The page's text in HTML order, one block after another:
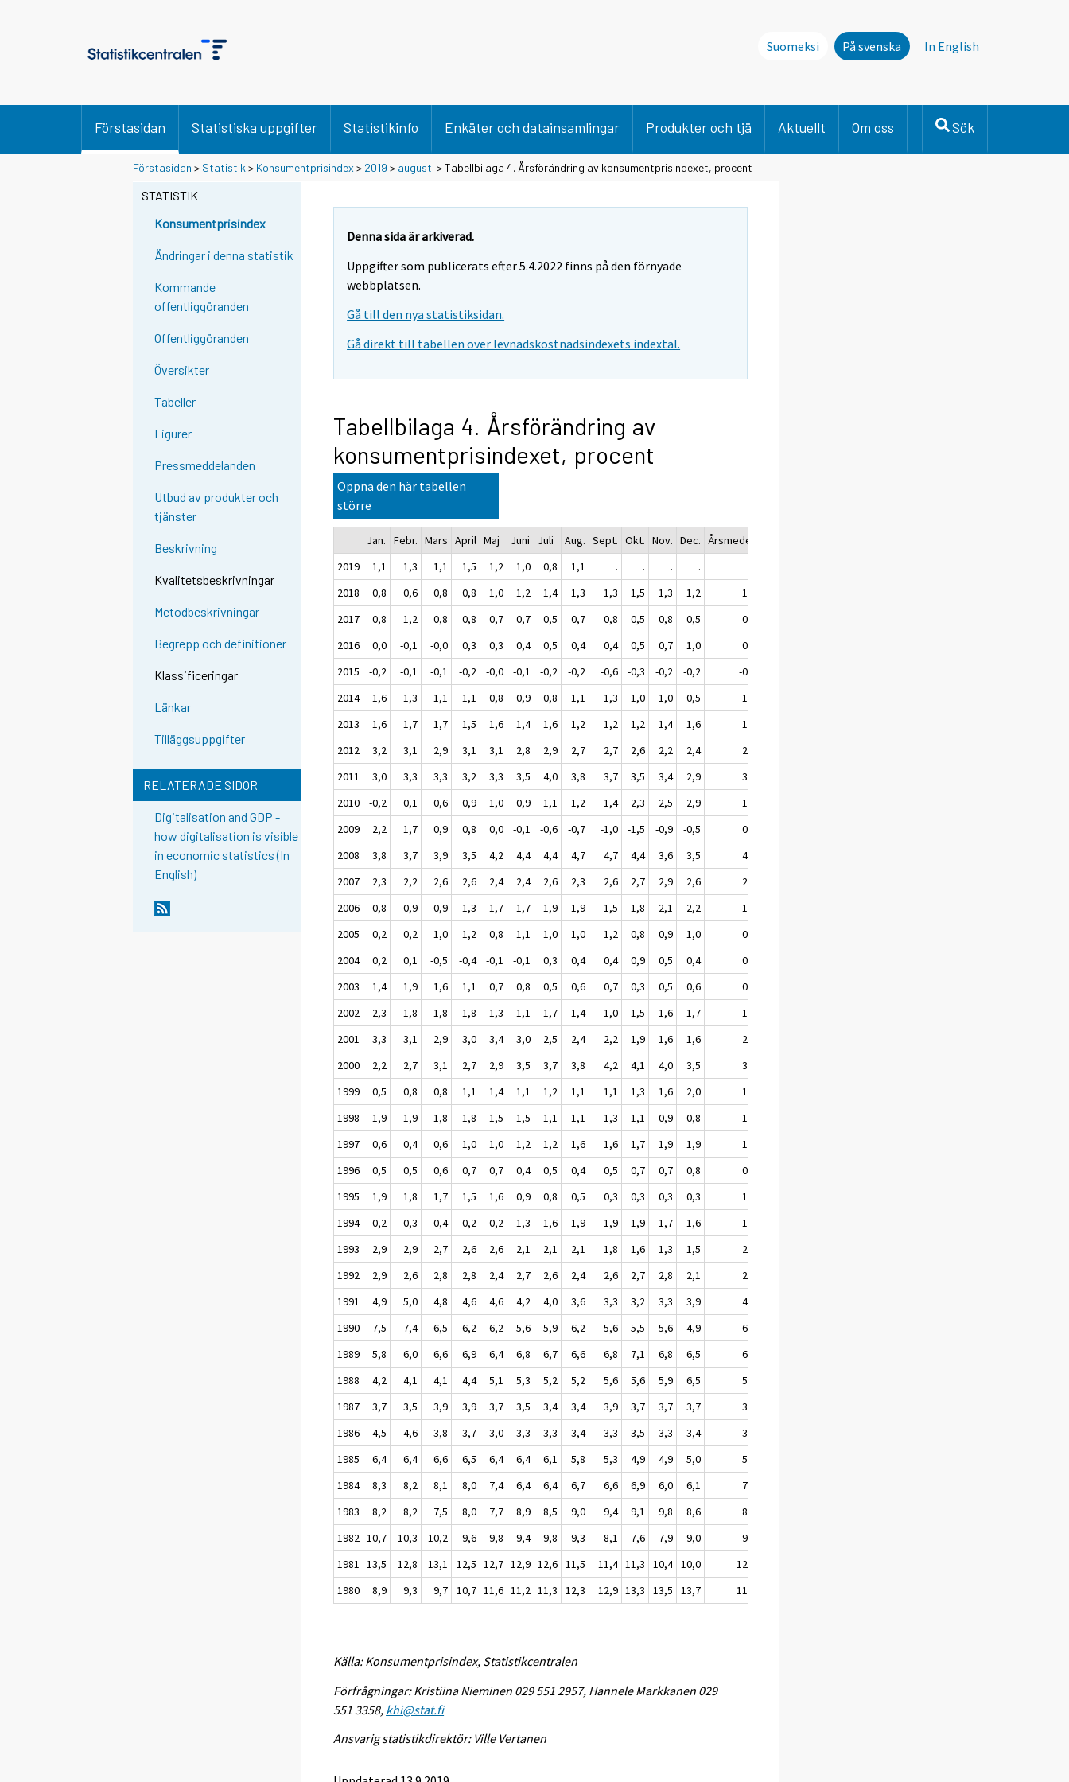
Suomeksi På svenska In English
Förstasidan Statistiska uppgifter Statistikinfo Enkäter och datainsamlingar Produkter och tjä Aktuellt Om oss Sök
Förstasidan > Statistik > Konsumentprisindex > 2019 > augusti > Tabellbilaga 4. Årsförändring av konsumentprisindexet, procent
STATISTIK
Konsumentprisindex
Ändringar i denna statistik
Kommande
offentliggöranden
Offentliggöranden
Översikter
Tabeller
Figurer
Pressmeddelanden
Utbud av produkter och
tjänster
Beskrivning
Kvalitetsbeskrivningar
Metodbeskrivningar
Begrepp och definitioner
Klassificeringar
Länkar
Tilläggsuppgifter
RELATERADE SIDOR
Digitalisation and GDP -
how digitalisation is visible
in economic statistics (In
English)
Denna sida är arkiverad.
Uppgifter som publicerats efter 5.4.2022 finns på den förnyade
webbplatsen.
Gå till den nya statistiksidan.
Gå direkt till tabellen över levnadskostnadsindexets indextal.
Tabellbilaga 4. Årsförändring av
konsumentprisindexet, procent
Öppna den här tabellen
större
Jan. Febr. Mars April Maj Juni Juli Aug. Sept. Okt. Nov. Dec. Årsmedel.
2019
1,1 1,3 1,1 1,5 1,2 1,0 0,8 1,1 . . . .
2018
0,8 0,6 0,8 0,8 1,0 1,2 1,4 1,3 1,3 1,5 1,3 1,2
1,1
2017
0,8 1,2 0,8 0,8 0,7 0,7 0,5 0,7 0,8 0,5 0,8 0,5
0,7
2016
0,0 -0,1 -0,0 0,3 0,3 0,4 0,5 0,4 0,4 0,5 0,7 1,0
0,4
2015
-0,2 -0,1 -0,1 -0,2 -0,0 -0,1 -0,2 -0,2 -0,6 -0,3 -0,2 -0,2
-0,2
2014
1,6 1,3 1,1 1,1 0,8 0,9 0,8 1,1 1,3 1,0 1,0 0,5
1,0
2013
1,6 1,7 1,7 1,5 1,6 1,4 1,6 1,2 1,2 1,2 1,4 1,6
1,5
2012
3,2 3,1 2,9 3,1 3,1 2,8 2,9 2,7 2,7 2,6 2,2 2,4
2,8
2011
3,0 3,3 3,3 3,2 3,3 3,5 4,0 3,8 3,7 3,5 3,4 2,9
3,4
2010
-0,2 0,1 0,6 0,9 1,0 0,9 1,1 1,2 1,4 2,3 2,5 2,9
1,2
2009
2,2 1,7 0,9 0,8 0,0 -0,1 -0,6 -0,7 -1,0 -1,5 -0,9 -0,5
0,0
2008
3,8 3,7 3,9 3,5 4,2 4,4 4,4 4,7 4,7 4,4 3,6 3,5
4,1
2007
2,3 2,2 2,6 2,6 2,4 2,4 2,6 2,3 2,6 2,7 2,9 2,6
2,5
2006
0,8 0,9 0,9 1,3 1,7 1,7 1,9 1,9 1,5 1,8 2,1 2,2
1,6
2005
0,2 0,2 1,0 1,2 0,8 1,1 1,0 1,0 1,2 0,8 0,9 1,0
0,9
2004
0,2 0,1 -0,5 -0,4 -0,1 -0,1 0,3 0,4 0,4 0,9 0,5 0,4
0,2
2003
1,4 1,9 1,6 1,1 0,7 0,8 0,5 0,6 0,7 0,3 0,5 0,6
0,9
2002
2,3 1,8 1,8 1,8 1,3 1,1 1,7 1,4 1,0 1,5 1,6 1,7
1,6
2001
3,3 3,1 2,9 3,0 3,4 3,0 2,5 2,4 2,2 1,9 1,6 1,6
2,6
2000
2,2 2,7 3,1 2,7 2,9 3,5 3,7 3,8 4,2 4,1 4,0 3,5
3,4
1999
0,5 0,8 0,8 1,1 1,4 1,1 1,2 1,1 1,1 1,3 1,6 2,0
1,2
1998
1,9 1,9 1,8 1,8 1,5 1,5 1,1 1,1 1,3 1,1 0,9 0,8
1,4
1997
0,6 0,4 0,6 1,0 1,0 1,2 1,2 1,6 1,6 1,7 1,9 1,9
1,2
1996
0,5 0,5 0,6 0,7 0,7 0,4 0,5 0,4 0,5 0,7 0,7 0,8
0,6
1995
1,9 1,8 1,7 1,5 1,6 0,9 0,8 0,5 0,3 0,3 0,3 0,3
1,0
1994
0,2 0,3 0,4 0,2 0,2 1,3 1,6 1,9 1,9 1,9 1,7 1,6
1,1
1993
2,9 2,9 2,7 2,6 2,6 2,1 2,1 2,1 1,8 1,6 1,3 1,5
2,2
1992
2,9 2,6 2,8 2,8 2,4 2,7 2,6 2,4 2,6 2,7 2,8 2,1
2,6
1991
4,9 5,0 4,8 4,6 4,6 4,2 4,0 3,6 3,3 3,2 3,3 3,9
4,1
1990
7,5 7,4 6,5 6,2 6,2 5,6 5,9 6,2 5,6 5,5 5,6 4,9
6,1
1989
5,8 6,0 6,6 6,9 6,4 6,8 6,7 6,6 6,8 7,1 6,8 6,5
6,6
1988
4,2 4,1 4,1 4,4 5,1 5,3 5,2 5,2 5,6 5,6 5,9 6,5
5,1
1987
3,7 3,5 3,9 3,9 3,7 3,5 3,4 3,4 3,9 3,7 3,7 3,7
3,7
1986
4,5 4,6 3,8 3,7 3,0 3,3 3,3 3,4 3,3 3,5 3,3 3,4
3,6
1985
6,4 6,4 6,6 6,5 6,4 6,4 6,1 5,8 5,3 4,9 4,9 5,0
5,9
1984
8,3 8,2 8,1 8,0 7,4 6,4 6,4 6,7 6,6 6,9 6,0 6,1
7,1
1983
8,2 8,2 7,5 8,0 7,7 8,9 8,5 9,0 9,4 9,1 9,8 8,6
8,4
1982 10,7 10,3 10,2 9,6 9,8 9,4 9,8 9,3 8,1 7,6 7,9 9,0
9,3
1981 13,5 12,8 13,1 12,5 12,7 12,9 12,6 11,5 11,4 11,3 10,4 10,0
12,0
1980
8,9 9,3 9,7 10,7 11,6 11,2 11,3 12,3 12,9 13,3 13,5 13,7 11,6
Källa: Konsumentprisindex, Statistikcentralen
Förfrågningar: Kristiina Nieminen 029 551 2957, Hannele Markkanen 029
551 3358, khi@stat.fi
Ansvarig statistikdirektör: Ville Vertanen